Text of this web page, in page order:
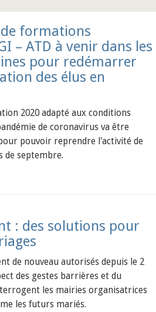
formations
– ATD à venir dans les
pour redémarrer
des élus en
2020 adapté aux conditions
de coronavirus va être
pouvoir reprendre l'activité de
septembre.
: des solutions pour
de nouveau autorisés depuis le 2
des gestes barrières et du
les mairies organisatrices
les futurs mariés.